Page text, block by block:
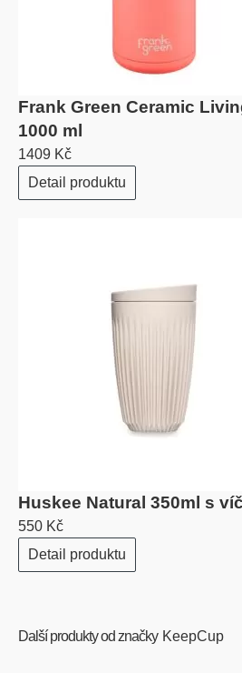
Frank Green Ceramic
1000 ml
1409 Kč
Detail produktu
Huskee Natural 350ml s
550 Kč
Detail produktu
Další produkty od značky KeepCup